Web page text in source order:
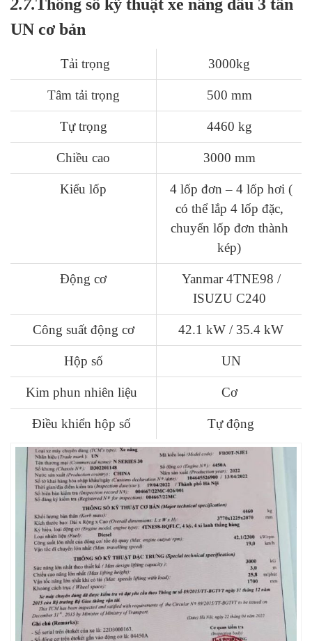
2.7.Thông số kỹ thuật xe nâng dầu 3 tấn
UN cơ bản
Tải trọng 3000kg
Tâm tải trọng 500 mm
Tự trọng 4460 kg
Chiều cao 3000 mm
Kiểu lốp
4 lốp đơn – 4 lốp hơi (
có thể lắp 4 lốp đặc,
chuyển lốp đơn thành
kép)
Động cơ
Yanmar 4TNE98 /
ISUZU C240
Công suất động cơ 42.1 kW / 35.4 kW
Hộp số UN
Kim phun nhiên liệu Cơ
Điều khiển hộp số Tự động